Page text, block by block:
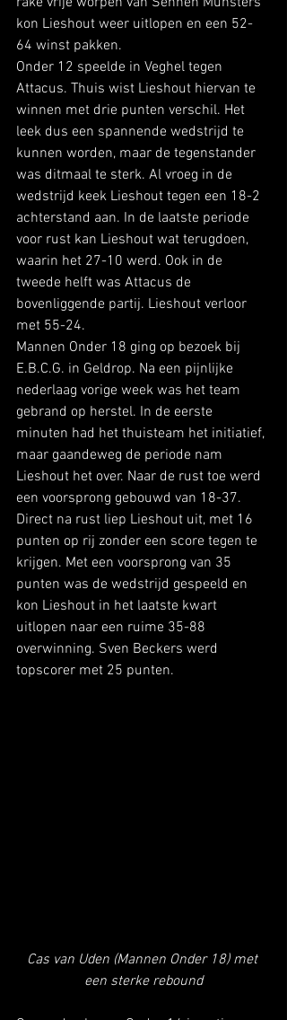
kon Lieshout weer uitlopen en een 52-
64 winst pakken.
Onder 12 speelde in Veghel tegen
Attacus. Thuis wist Lieshout hiervan te
winnen met drie punten verschil. Het
leek dus een spannende wedstrijd te
kunnen worden, maar de tegenstander
was ditmaal te sterk. Al vroeg in de
wedstrijd keek Lieshout tegen een 18-2
achterstand aan. In de laatste periode
voor rust kan Lieshout wat terugdoen,
waarin het 27-10 werd. Ook in de
tweede helft was Attacus de
bovenliggende partij. Lieshout verloor
met 55-24.
Mannen Onder 18 ging op bezoek bij
E.B.C.G. in Geldrop. Na een pijnlijke
nederlaag vorige week was het team
gebrand op herstel. In de eerste
minuten had het thuisteam het initiatief,
maar gaandeweg de periode nam
Lieshout het over. Naar de rust toe werd
een voorsprong gebouwd van 18-37.
Direct na rust liep Lieshout uit, met 16
punten op rij zonder een score tegen te
krijgen. Met een voorsprong van 35
punten was de wedstrijd gespeeld en
kon Lieshout in het laatste kwart
uitlopen naar een ruime 35-88
overwinning. Sven Beckers werd
topscorer met 25 punten.
Cas van Uden (Mannen Onder 18) met
een sterke rebound